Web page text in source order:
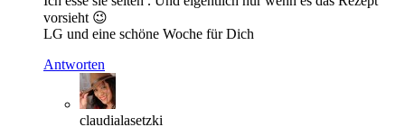
vorsieht 😉
LG und eine schöne Woche für Dich
Antworten
claudialasetzki